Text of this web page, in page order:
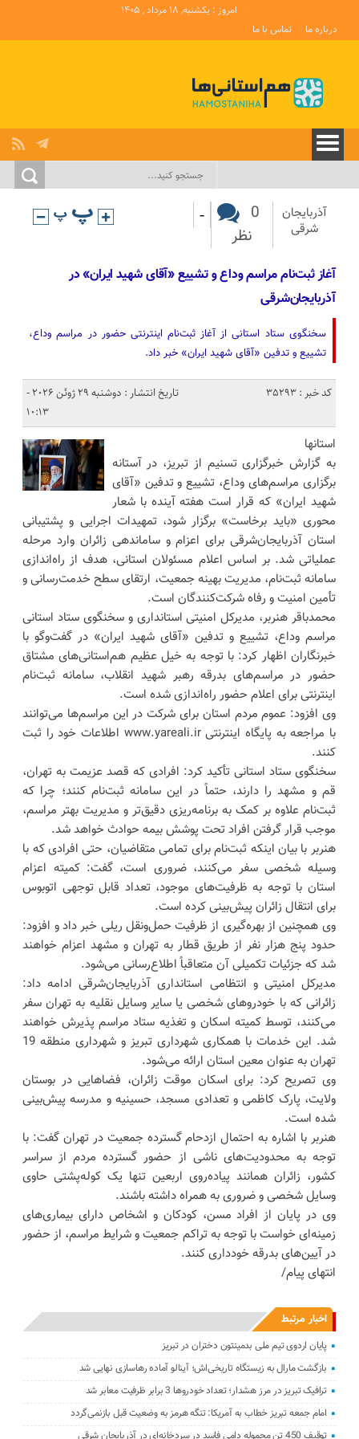
امروز : یکشنبه, ۱۸ مرداد , ۱۴۰۵
درباره ما
تماس با ما
آذربایجان‌
شرقی
0
نظر
-
آغاز ثبت‌نام مراسم وداع و تشییع «آقای شهید ایران» در
آذربایجان‌شرقی
سخنگوی ستاد استانی از آغاز ثبت‌نام اینترنتی حضور در مراسم وداع،
تشییع و تدفین «آقای شهید ایران» خبر داد.
کد خبر : 35293
تاریخ انتشار : دوشنبه 29 ژوئن 2026 -
10:13
استانها
به گزارش خبرگزاری تسنیم از تبریز، در آستانه
برگزاری مراسم‌های وداع، تشییع و تدفین «آقای
شهید ایران» که قرار است هفته آینده با شعار
محوری «باید برخاست» برگزار شود، تمهیدات اجرایی و پشتیبانی
استان آذربایجان‌شرقی برای اعزام و ساماندهی زائران وارد مرحله
عملیاتی شد. بر اساس اعلام مسئولان استانی، هدف از راه‌اندازی
سامانه ثبت‌نام، مدیریت بهینه جمعیت، ارتقای سطح خدمت‌رسانی و
تأمین امنیت و رفاه شرکت‌کنندگان است.
محمدباقر هنربر، مدیرکل امنیتی استانداری و سخنگوی ستاد استانی
مراسم وداع، تشییع و تدفین «آقای شهید ایران» در گفت‌وگو با
خبرنگاران اظهار کرد: با توجه به خیل عظیم هم‌استانی‌های مشتاق
حضور در مراسم‌های بدرقه رهبر شهید انقلاب، سامانه ثبت‌نام
اینترنتی برای اعلام حضور راه‌اندازی شده است.
وی افزود: عموم مردم استان برای شرکت در این مراسم‌ها می‌توانند
با مراجعه به پایگاه اینترنتی www.yareali.ir اطلاعات خود را ثبت
کنند.
سخنگوی ستاد استانی تأکید کرد: افرادی که قصد عزیمت به تهران،
قم و مشهد را دارند، حتماً در این سامانه ثبت‌نام کنند؛ چرا که
ثبت‌نام علاوه بر کمک به برنامه‌ریزی دقیق‌تر و مدیریت بهتر مراسم،
موجب قرار گرفتن افراد تحت پوشش بیمه حوادث خواهد شد.
هنربر با بیان اینکه ثبت‌نام برای تمامی متقاضیان، حتی افرادی که با
وسیله شخصی سفر می‌کنند، ضروری است، گفت: کمیته اعزام
استان با توجه به ظرفیت‌های موجود، تعداد قابل توجهی اتوبوس
برای انتقال زائران پیش‌بینی کرده است.
وی همچنین از بهره‌گیری از ظرفیت حمل‌ونقل ریلی خبر داد و افزود:
حدود پنج هزار نفر از طریق قطار به تهران و مشهد اعزام خواهند
شد که جزئیات تکمیلی آن متعاقباً اطلاع‌رسانی می‌شود.
مدیرکل امنیتی و انتظامی استانداری آذربایجان‌شرقی ادامه داد:
زائرانی که با خودروهای شخصی یا سایر وسایل نقلیه به تهران سفر
می‌کنند، توسط کمیته اسکان و تغذیه ستاد مراسم پذیرش خواهند
شد. این خدمات با همکاری شهرداری تبریز و شهرداری منطقه 19
تهران به عنوان معین استان ارائه می‌شود.
وی تصریح کرد: برای اسکان موقت زائران، فضاهایی در بوستان
ولایت، پارک کاظمی و تعدادی مسجد، حسینیه و مدرسه پیش‌بینی
شده است.
هنربر با اشاره به احتمال ازدحام گسترده جمعیت در تهران گفت: با
توجه به محدودیت‌های ناشی از حضور گسترده مردم از سراسر
کشور، زائران همانند پیاده‌روی اربعین تنها یک کوله‌پشتی حاوی
وسایل شخصی و ضروری به همراه داشته باشند.
وی در پایان از افراد مسن، کودکان و اشخاص دارای بیماری‌های
زمینه‌ای خواست با توجه به تراکم جمعیت و شرایط مراسم، از حضور
در آیین‌های بدرقه خودداری کنند.
انتهای پیام/
اخبار مرتبط
پایان اردوی تیم ملی بدمینتون دختران در تبریز
بازگشت مارال به زیستگاه تاریخی‌اش؛ آینالو آماده رهاسازی نهایی شد
ترافیک تبریز در مرز هشدار؛ تعداد خودروها 3 برابر ظرفیت معابر شد
امام جمعه تبریز خطاب به آمریکا: تنگه هرمز به وضعیت قبل بازنمی‌گردد
توقیف 450 تن محموله دامی فاسد در سردخانه‌ای در آذربایجان شرقی